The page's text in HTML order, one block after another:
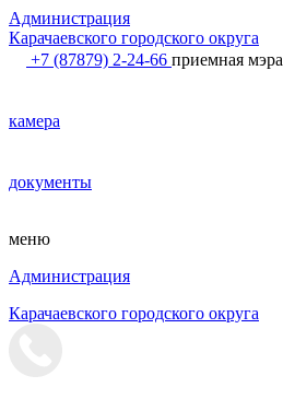
Администрация
Карачаевского городского округа
+7 (87879) 2-24-66 приемная мэра
камера
документы
меню
Администрация
Карачаевского городского округа